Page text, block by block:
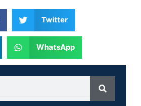
Twitter
WhatsApp